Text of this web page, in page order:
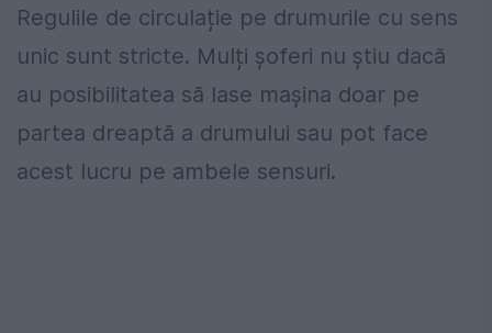
Regulile de circulație pe drumurile cu sens
unic sunt stricte. Mulți șoferi nu știu dacă
au posibilitatea să lase mașina doar pe
partea dreaptă a drumului sau pot face
acest lucru pe ambele sensuri.